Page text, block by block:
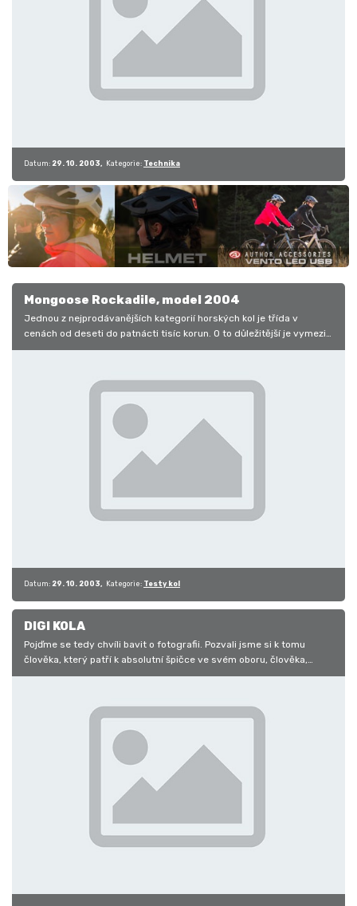
Datum: 29. 10. 2003 Kategorie: Technika
Mongoose Rockadile, model 2004
Jednou z nejprodávanějších kategorií horských kol je třída v
cenách od deseti do patnácti tisíc korun. O to důležitější je vymezit
mezi…
Datum: 29. 10. 2003 Kategorie: Testy kol
DIGI KOLA
Pojďme se tedy chvíli bavit o fotografii. Pozvali jsme si k tomu
člověka, který patří k absolutní špičce ve svém oboru, člověka,
který se…